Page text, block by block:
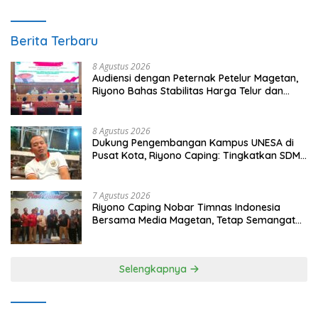
Berita Terbaru
8 Agustus 2026
Audiensi dengan Peternak Petelur Magetan,
Riyono Bahas Stabilitas Harga Telur dan
8 Agustus 2026
Dukung Pengembangan Kampus UNESA di
Pusat Kota, Riyono Caping: Tingkatkan SDM
7 Agustus 2026
Riyono Caping Nobar Timnas Indonesia
Bersama Media Magetan, Tetap Semangat
Selengkapnya